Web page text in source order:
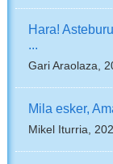
Hara!
...
Gari Araolaza,
Mila esker,
Mikel Iturria,